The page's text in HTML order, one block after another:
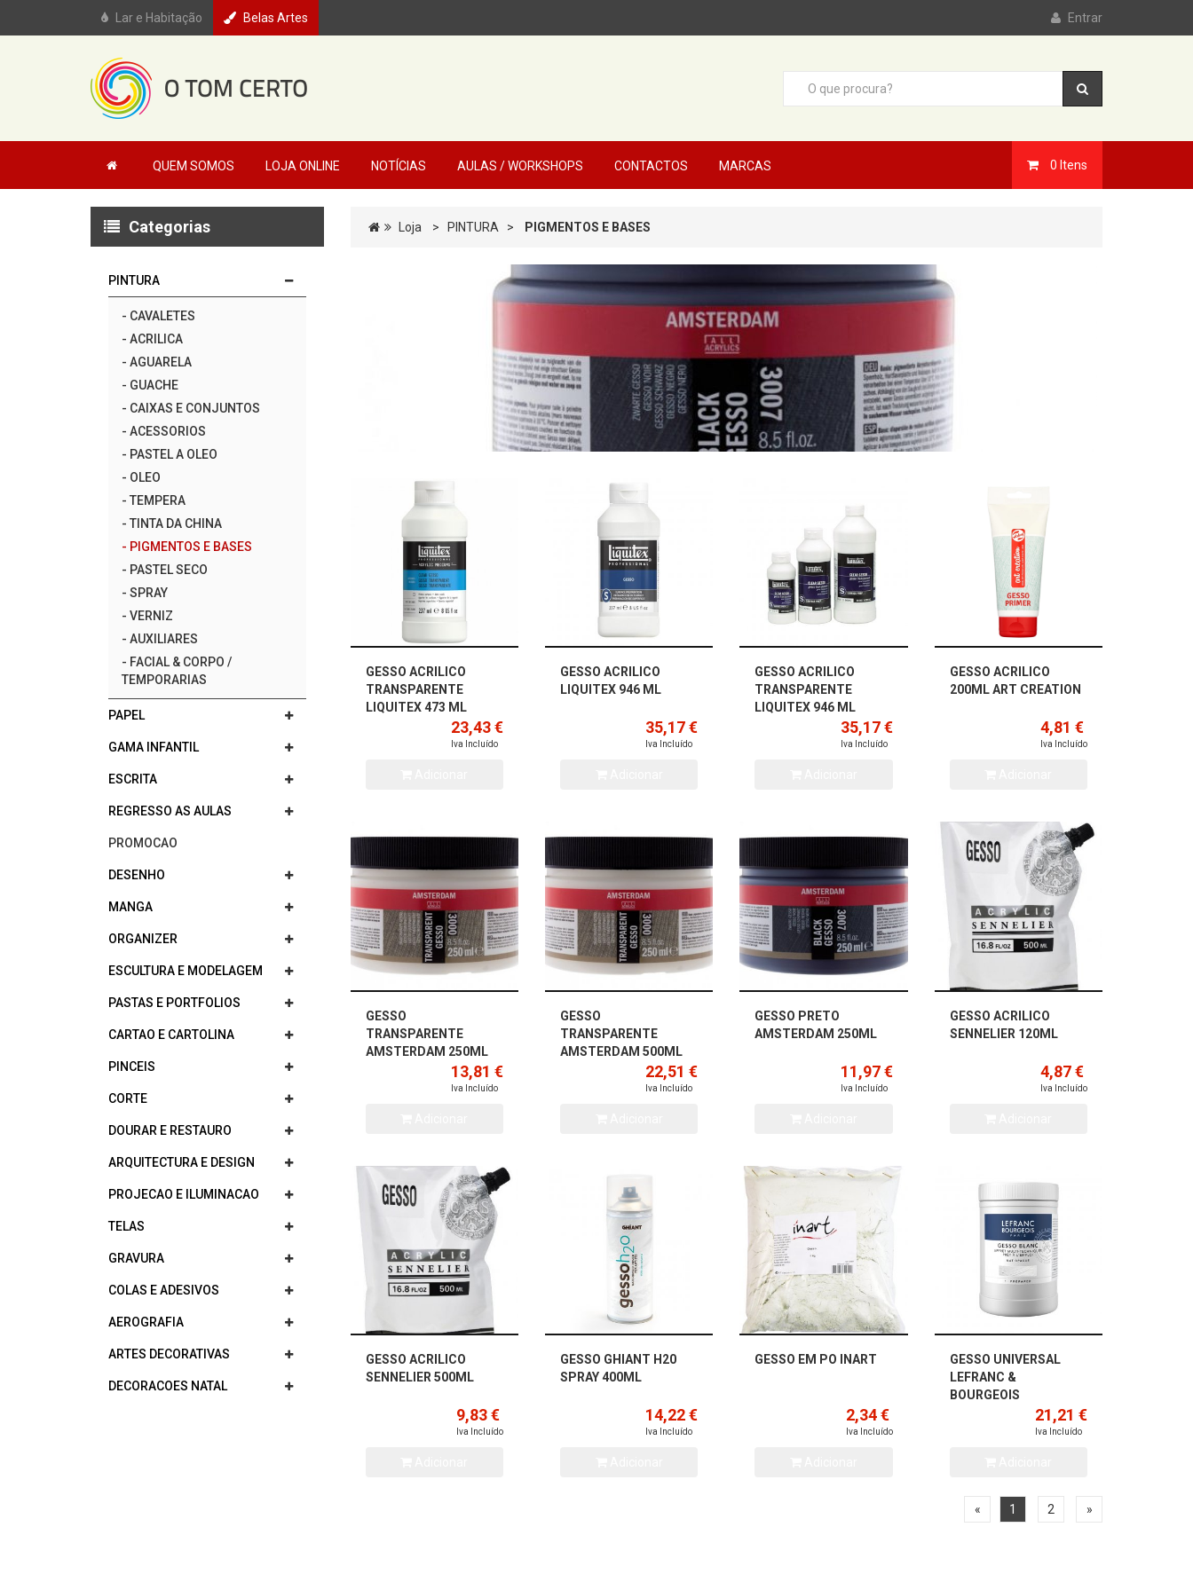
Lar e Habitação Belas Artes Entrar
QUEM SOMOS LOJA ONLINE NOTÍCIAS AULAS / WORKSHOPS CONTACTOS MARCAS 0 Itens
Categorias
PINTURA
- CAVALETES
- ACRILICA
- AGUARELA
- GUACHE
- CAIXAS E CONJUNTOS
- ACESSORIOS
- PASTEL A OLEO
- OLEO
- TEMPERA
- TINTA DA CHINA
- PIGMENTOS E BASES
- PASTEL SECO
- SPRAY
- VERNIZ
- AUXILIARES
- FACIAL & CORPO /
TEMPORARIAS
PAPEL
GAMA INFANTIL
ESCRITA
REGRESSO AS AULAS
PROMOCAO
DESENHO
MANGA
ORGANIZER
ESCULTURA E MODELAGEM
PASTAS E PORTFOLIOS
CARTAO E CARTOLINA
PINCEIS
CORTE
DOURAR E RESTAURO
ARQUITECTURA E DESIGN
PROJECAO E ILUMINACAO
TELAS
GRAVURA
COLAS E ADESIVOS
AEROGRAFIA
ARTES DECORATIVAS
DECORACOES NATAL
Loja > PINTURA > PIGMENTOS E BASES
GESSO ACRILICO
TRANSPARENTE
LIQUITEX 473 ML
23,43 €
Iva Incluído
GESSO ACRILICO
LIQUITEX 946 ML
35,17 €
Iva Incluído
GESSO ACRILICO
TRANSPARENTE
LIQUITEX 946 ML
35,17 €
Iva Incluído
GESSO ACRILICO
200ML ART CREATION
4,81 €
Iva Incluído
GESSO
TRANSPARENTE
AMSTERDAM 250ML
13,81 €
Iva Incluído
GESSO
TRANSPARENTE
AMSTERDAM 500ML
22,51 €
Iva Incluído
GESSO PRETO
AMSTERDAM 250ML
11,97 €
Iva Incluído
GESSO ACRILICO
SENNELIER 120ML
4,87 €
Iva Incluído
GESSO ACRILICO
SENNELIER 500ML
9,83 €
Iva Incluído
GESSO GHIANT H20
SPRAY 400ML
14,22 €
Iva Incluído
GESSO EM PO INART
2,34 €
Iva Incluído
GESSO UNIVERSAL
LEFRANC &
BOURGEOIS
21,21 €
Iva Incluído
« 1 2 »